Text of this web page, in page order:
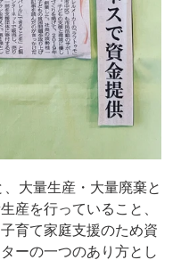
大量生産・大量廃棄と
産を行っていること、
育て家庭支援のため資
ーの一つのあり方とし